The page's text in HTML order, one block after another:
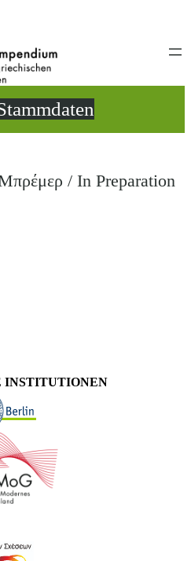
/ In Preparation
INSTITUTIONEN